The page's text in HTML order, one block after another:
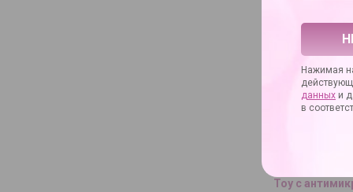
Toy с
Нажимая
данных и
в